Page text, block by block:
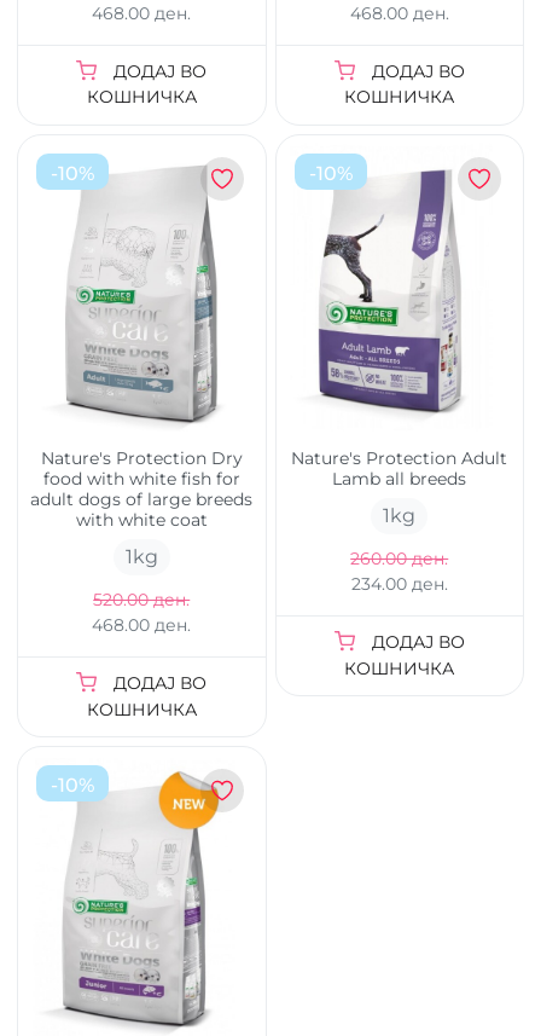
468.00 ден.
ДОДАЈ ВО
КОШНИЧКА
468.00 ден.
ДОДАЈ ВО
КОШНИЧКА
-10%
Nature's Protection Dry
food with white fish for
adult dogs of large breeds
with white coat
1kg
520.00 ден.
468.00 ден.
ДОДАЈ ВО
КОШНИЧКА
-10%
Nature's Protection Adult
Lamb all breeds
1kg
260.00 ден.
234.00 ден.
ДОДАЈ ВО
КОШНИЧКА
-10%